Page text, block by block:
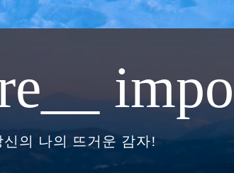
신의 나의 뜨거운 감자!